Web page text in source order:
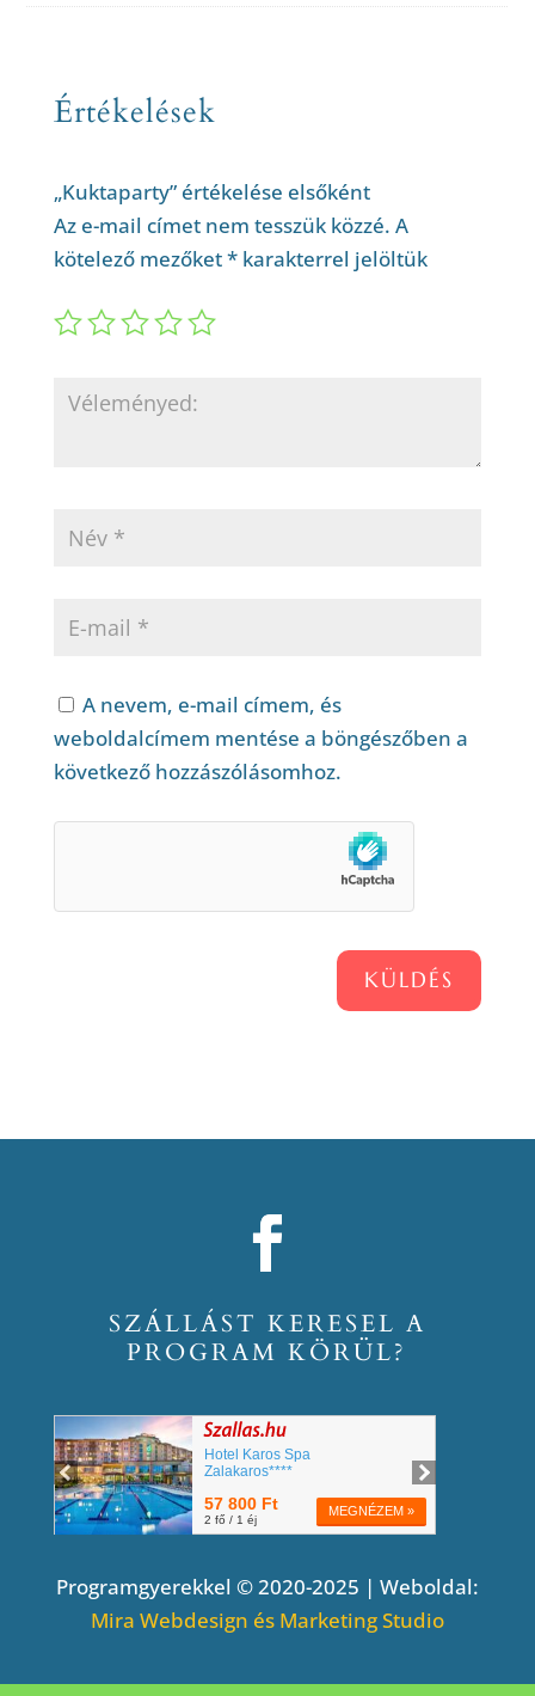
Értékelések
„Kuktaparty” értékelése elsőként
Az e-mail címet nem tesszük közzé. A
kötelező mezőket*karakterrel jelöltük
A nevem, e-mail címem, és
weboldalcímem mentése a böngészőben a
következő hozzászólásomhoz.
KÜLDÉS
SZÁLLÁST KERESEL A
PROGRAM KÖRÜL?
Programgyerekkel © 2020-2025 | Weboldal:
Mira Webdesign és Marketing Studio